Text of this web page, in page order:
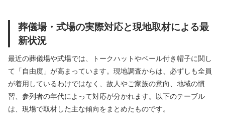
葬儀場・式場の実際対応と現地取材による最
新状況
最近の葬儀場や式場では、トークハットやベール付き帽子に関し
て「自由度」が高まっています。現地調査からは、必ずしも全員
が着用しているわけではなく、故人やご家族の意向、地域の慣
習、参列者の年代によって対応が分かれます。以下のテーブル
は、現場で取材した主な傾向をまとめたものです。